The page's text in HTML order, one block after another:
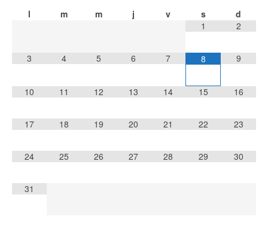
l m m j v s
d
1
2
3 4 5 6 7 8 9
10 11 12 13 14 15 16
17 18 19 20 21 22 23
24 25 26 27 28 29 30
31